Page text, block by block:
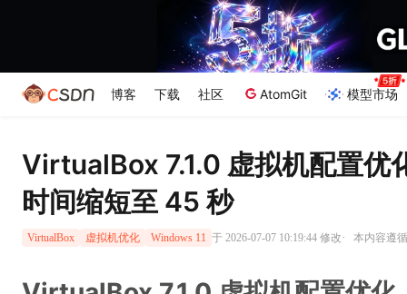
博客 下载 社区 AtomGit 模型市场
VirtualBox 7.1.0 虚拟机配置优
时间缩短至 45 秒
VirtualBox 虚拟机优化 Windows 11 于 2026-07-07 10:19:44 修改· 本内容遵